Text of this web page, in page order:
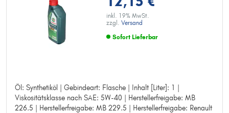
inkl. 19% MwSt.
zzgl. Versand
Sofort Lieferbar
Öl: Synthetiköl | Gebindeart: Flasche | Inhalt [Liter]: 1 |
Viskositätsklasse nach SAE: 5W-40 | Herstellerfreigabe: MB
226.5 | Herstellerfreigabe: MB 229.5 | Herstellerfreigabe: Renault
Öl: Synthetiköl
Gebindeart: Flasche
Inhalt [Liter]: 1